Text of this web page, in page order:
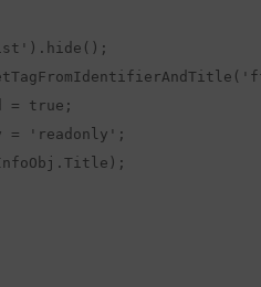
= true;
= 'readonly';